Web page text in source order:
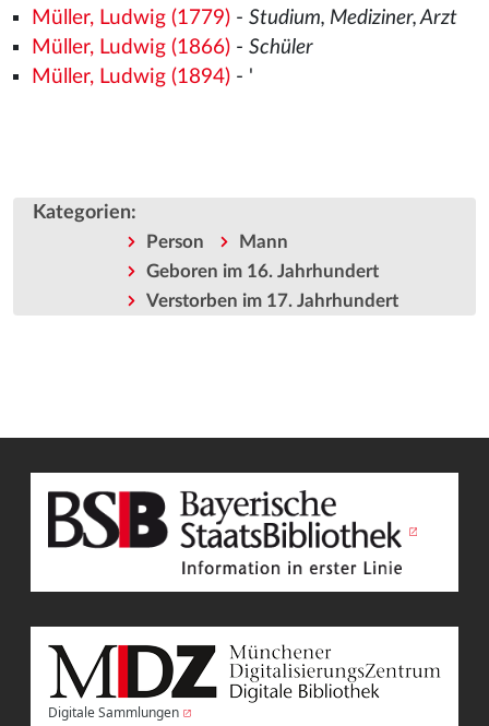
Müller, Ludwig (1779)- Studium, Mediziner, Arzt
Müller, Ludwig (1866)- Schüler
Müller, Ludwig (1894)- '
Kategorien:
Person
Mann
Geboren im 16. Jahrhundert
Verstorben im 17. Jahrhundert
Digitale Sammlungen